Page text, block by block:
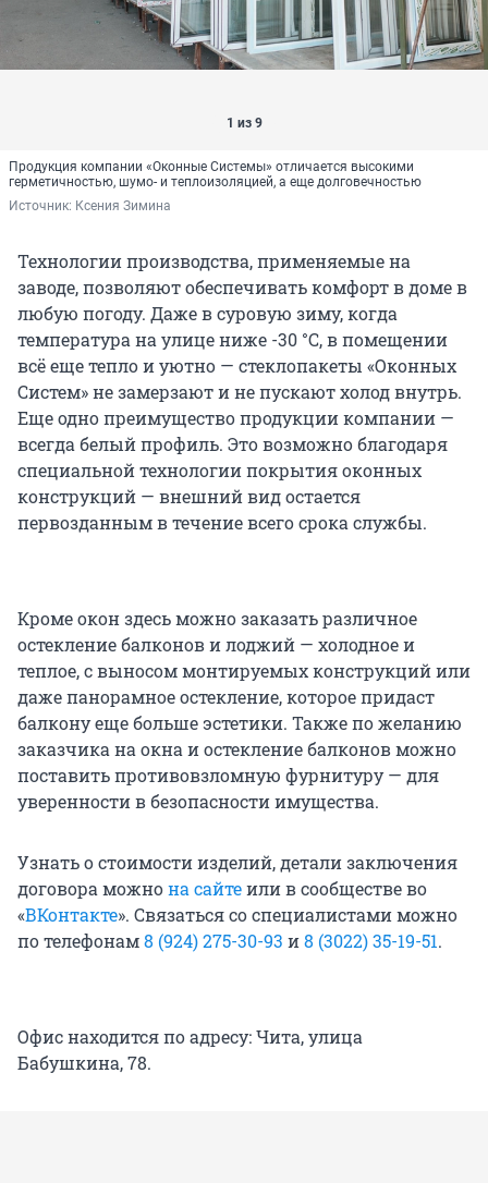
1 из 9
Продукция компании «Оконные Системы» отличается высокими
герметичностью, шумо- и теплоизоляцией, а еще долговечностью
Источник: Ксения Зимина
Технологии производства, применяемые на
заводе, позволяют обеспечивать комфорт в доме в
любую погоду. Даже в суровую зиму, когда
температура на улице ниже -30 °С, в помещении
всё еще тепло и уютно — стеклопакеты «Оконных
Систем» не замерзают и не пускают холод внутрь.
Еще одно преимущество продукции компании —
всегда белый профиль. Это возможно благодаря
специальной технологии покрытия оконных
конструкций — внешний вид остается
первозданным в течение всего срока службы.
Кроме окон здесь можно заказать различное
остекление балконов и лоджий — холодное и
теплое, с выносом монтируемых конструкций или
даже панорамное остекление, которое придаст
балкону еще больше эстетики. Также по желанию
заказчика на окна и остекление балконов можно
поставить противовзломную фурнитуру — для
уверенности в безопасности имущества.
Узнать о стоимости изделий, детали заключения
договора можнона сайтеили в сообществе во
«ВКонтакте». Связаться со специалистами можно
по телефонам8 (924) 275-30-93 и8 (3022) 35-19-51.
Офис находится по адресу: Чита, улица
Бабушкина, 78.